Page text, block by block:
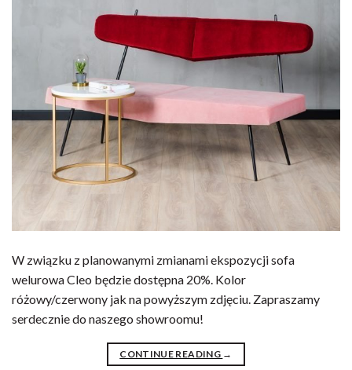
W związku z planowanymi zmianami ekspozycji sofa
welurowa Cleo będzie dostępna 20%. Kolor
różowy/czerwony jak na powyższym zdjęciu. Zapraszamy
serdecznie do naszego showroomu!
CONTINUE READING →